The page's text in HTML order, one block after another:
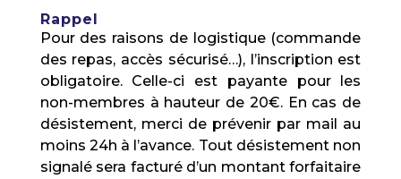
Rappel
Pour des raisons de logistique (commande
des repas, accès sécurisé…), l’inscription est
obligatoire. Celle-ci est payante pour les
non-membres à hauteur de 20€. En cas de
désistement, merci de prévenir par mail au
moins 24h à l’avance. Tout désistement non
signalé sera facturé d’un montant forfaitaire